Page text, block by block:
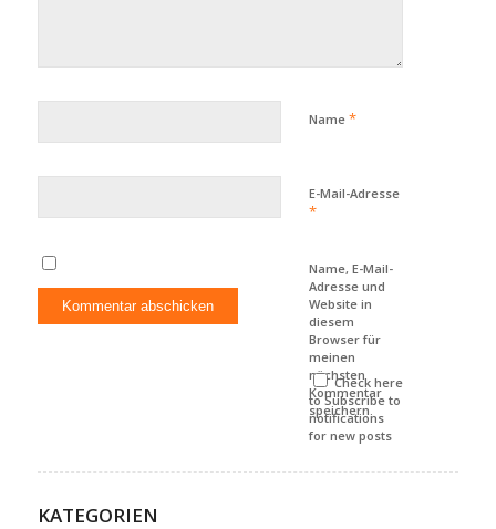
Name *
E-Mail-Adresse
*
Name, E-Mail-
Adresse und
Website in
diesem
Browser für
meinen
nächsten
Kommentar
speichern.
Check here
to Subscribe to
notifications
for new posts
KATEGORIEN